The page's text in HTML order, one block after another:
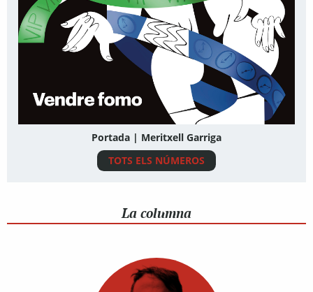
Portada | Meritxell Garriga
TOTS ELS NÚMEROS
La columna